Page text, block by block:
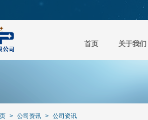
首页 关于我们
> 公司资讯 > 公司资讯